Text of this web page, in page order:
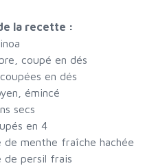
la recette :
coupé en dés
en dés
émincé
secs
en 4
de menthe fraîche hachée
de persil frais